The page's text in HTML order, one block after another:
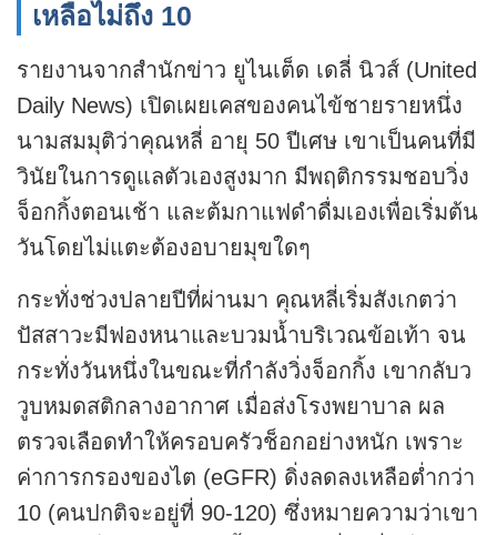
เหลือไม่ถึง 10
รายงานจากสำนักข่าว ยูไนเต็ด เดลี่ นิวส์ (United
Daily News) เปิดเผยเคสของคนไข้ชายรายหนึ่ง
นามสมมุติว่าคุณหลี่ อายุ 50 ปีเศษ เขาเป็นคนที่มี
วินัยในการดูแลตัวเองสูงมาก มีพฤติกรรมชอบวิ่ง
จ็อกกิ้งตอนเช้า และต้มกาแฟดำดื่มเองเพื่อเริ่มต้น
วันโดยไม่แตะต้องอบายมุขใดๆ
กระทั่งช่วงปลายปีที่ผ่านมา คุณหลี่เริ่มสังเกตว่า
ปัสสาวะมีฟองหนาและบวมน้ำบริเวณข้อเท้า จน
กระทั่งวันหนึ่งในขณะที่กำลังวิ่งจ็อกกิ้ง เขากลับว
วูบหมดสติกลางอากาศ เมื่อส่งโรงพยาบาล ผล
ตรวจเลือดทำให้ครอบครัวช็อกอย่างหนัก เพราะ
ค่าการกรองของไต (eGFR) ดิ่งลดลงเหลือต่ำกว่า
10 (คนปกติจะอยู่ที่ 90-120) ซึ่งหมายความว่าเขา